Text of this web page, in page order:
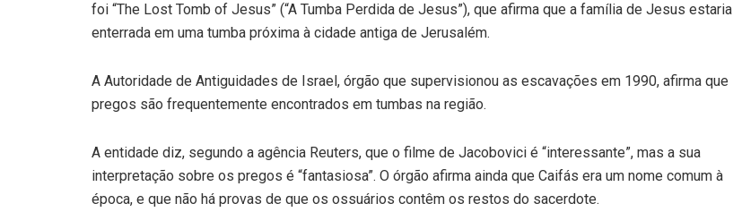
foi “The Lost Tomb of Jesus” (“A Tumba Perdida de Jesus”), que afirma que a família de Jesus estaria
enterrada em uma tumba próxima à cidade antiga de Jerusalém.
A Autoridade de Antiguidades de Israel, órgão que supervisionou as escavações em 1990, afirma que
pregos são frequentemente encontrados em tumbas na região.
A entidade diz, segundo a agência Reuters, que o filme de Jacobovici é “interessante”, mas a sua
interpretação sobre os pregos é “fantasiosa”. O órgão afirma ainda que Caifás era um nome comum à
época, e que não há provas de que os ossuários contêm os restos do sacerdote.